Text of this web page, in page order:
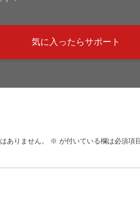
気に入ったらサポート
ありません。 ※ が付いている欄は必須項